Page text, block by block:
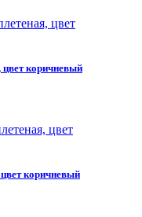
цвет коричневый
коричневый